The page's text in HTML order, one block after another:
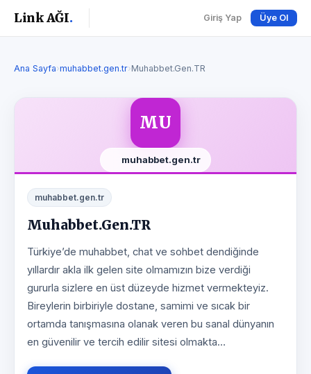
Link AĞI. Giriş Yap Üye Ol
Ana Sayfa›muhabbet.gen.tr›Muhabbet.Gen.TR
MU
muhabbet.gen.tr
muhabbet.gen.tr
Muhabbet.Gen.TR
Türkiye’de muhabbet, chat ve sohbet dendiğinde
yıllardır akla ilk gelen site olmamızın bize verdiği
gururla sizlere en üst düzeyde hizmet vermekteyiz.
Bireylerin birbiriyle dostane, samimi ve sıcak bir
ortamda tanışmasına olanak veren bu sanal dünyanın
en güvenilir ve tercih edilir sitesi olmakta…